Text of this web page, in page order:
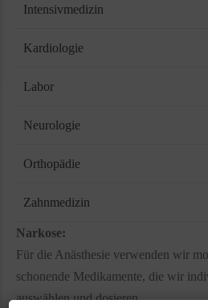
Intensivmedizin
Kardiologie
Labor
Neurologie
Orthopädie
Zahnmedizin
Narkose:
Für die Anästhesie verwenden wir
schonende Medikamente, die wir
auswählen und dosieren.